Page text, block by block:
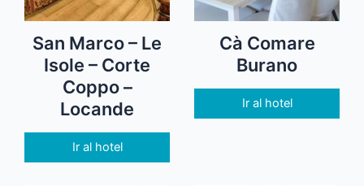
San Marco – Le
Isole – Corte
Coppo –
Locande
Ir al hotel
Cà Comare
Burano
Ir al hotel